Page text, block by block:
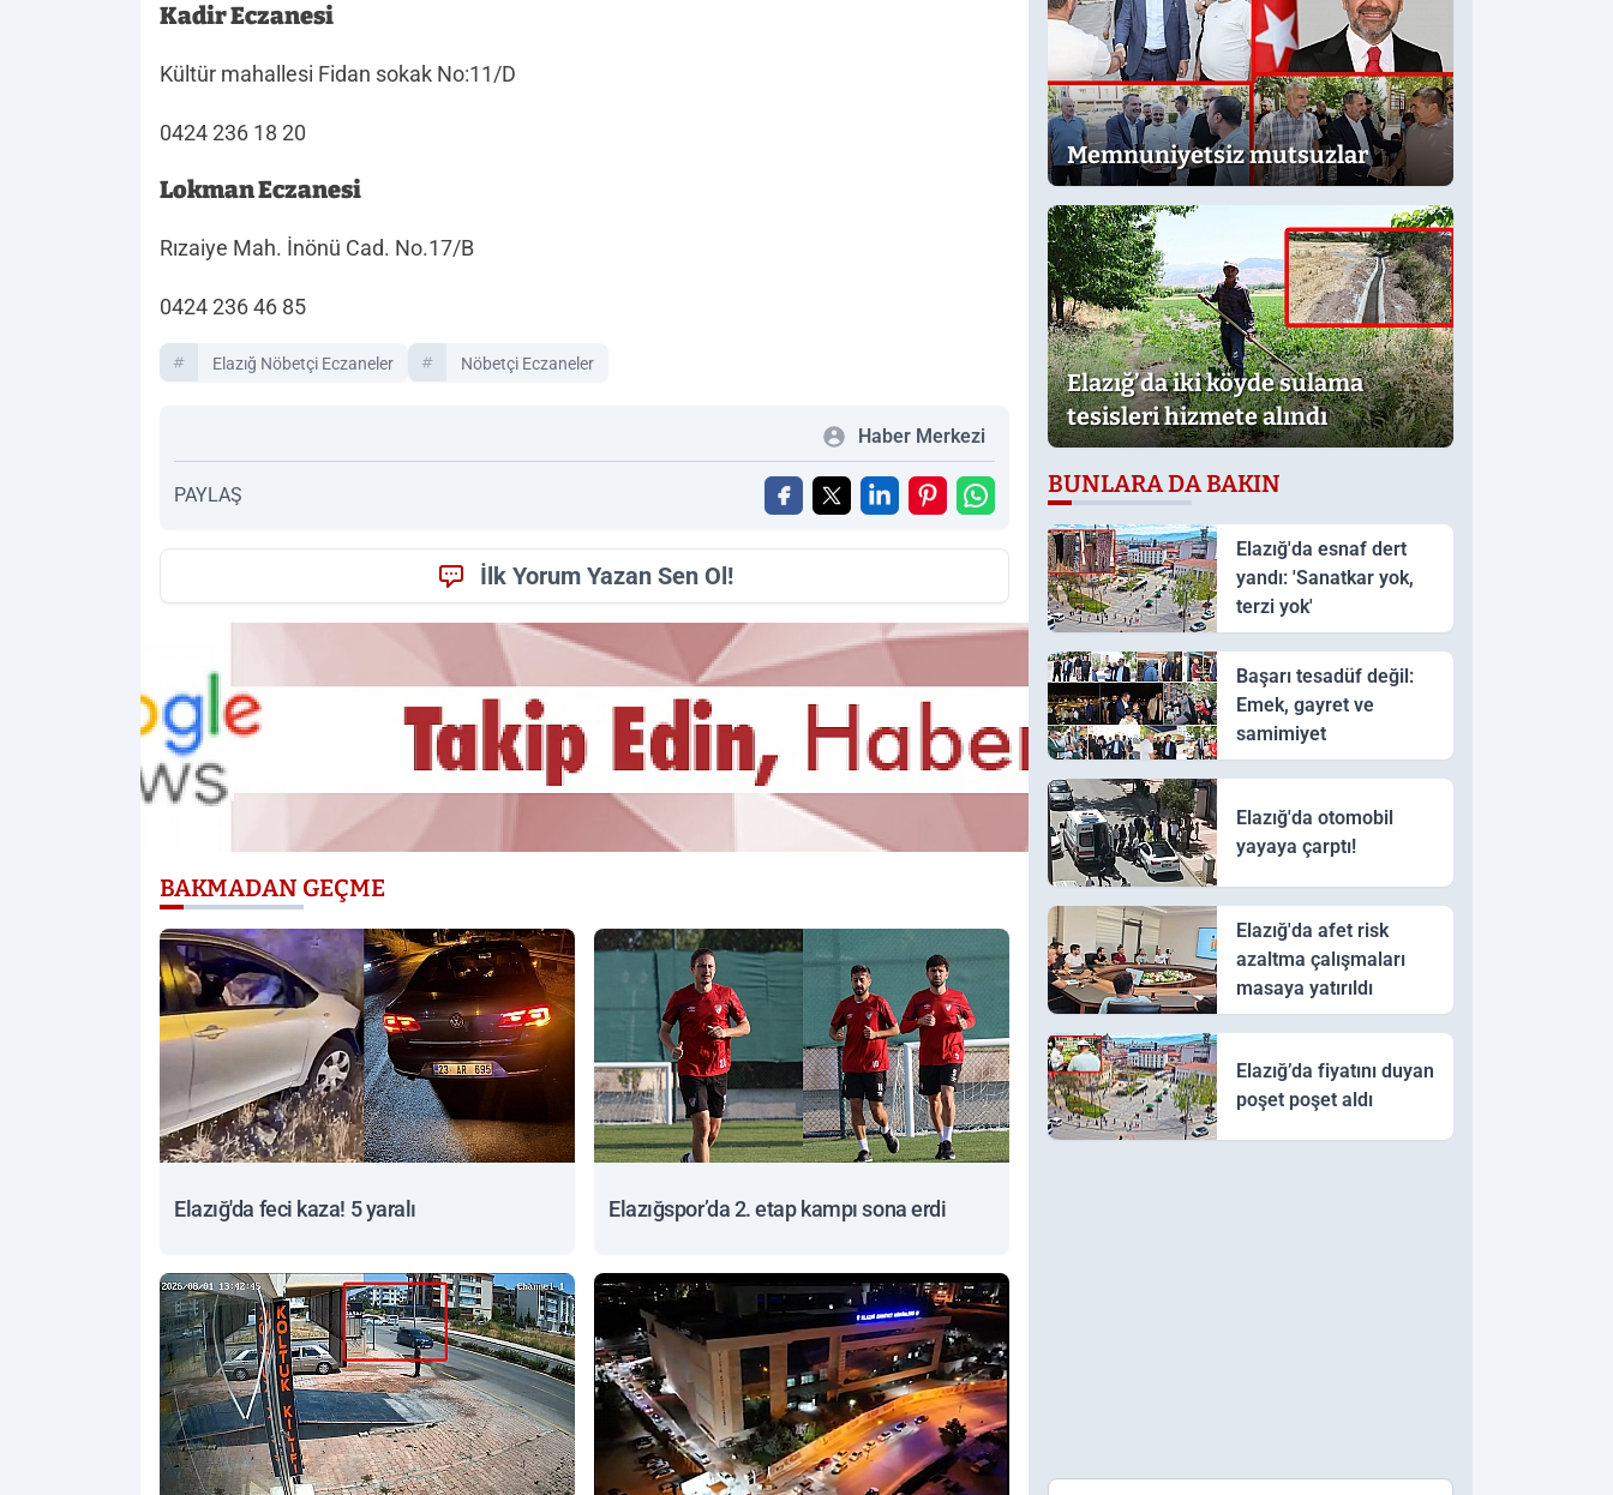
Kadir Eczanesi
Kültür mahallesi Fidan sokak No:11/D
0424 236 18 20
Lokman Eczanesi
Rızaiye Mah. İnönü Cad. No.17/B
0424 236 46 85
Elazığ Nöbetçi Eczaneler Nöbetçi Eczaneler
Haber Merkezi
PAYLAŞ
İlk Yorum Yazan Sen Ol!
BAKMADAN GEÇME
Elazığ'da feci kaza! 5 yaralı Elazığspor’da 2. etap kampı sona erdi
Memnuniyetsiz mutsuzlar
Elazığ’da iki köyde sulama
tesisleri hizmete alındı
BUNLARA DA BAKIN
Elazığ'da esnaf dert
yandı: 'Sanatkar yok,
terzi yok'
Başarı tesadüf değil:
Emek, gayret ve
samimiyet
Elazığ'da otomobil
yayaya çarptı!
Elazığ'da afet risk
azaltma çalışmaları
masaya yatırıldı
Elazığ’da fiyatını duyan
poşet poşet aldı